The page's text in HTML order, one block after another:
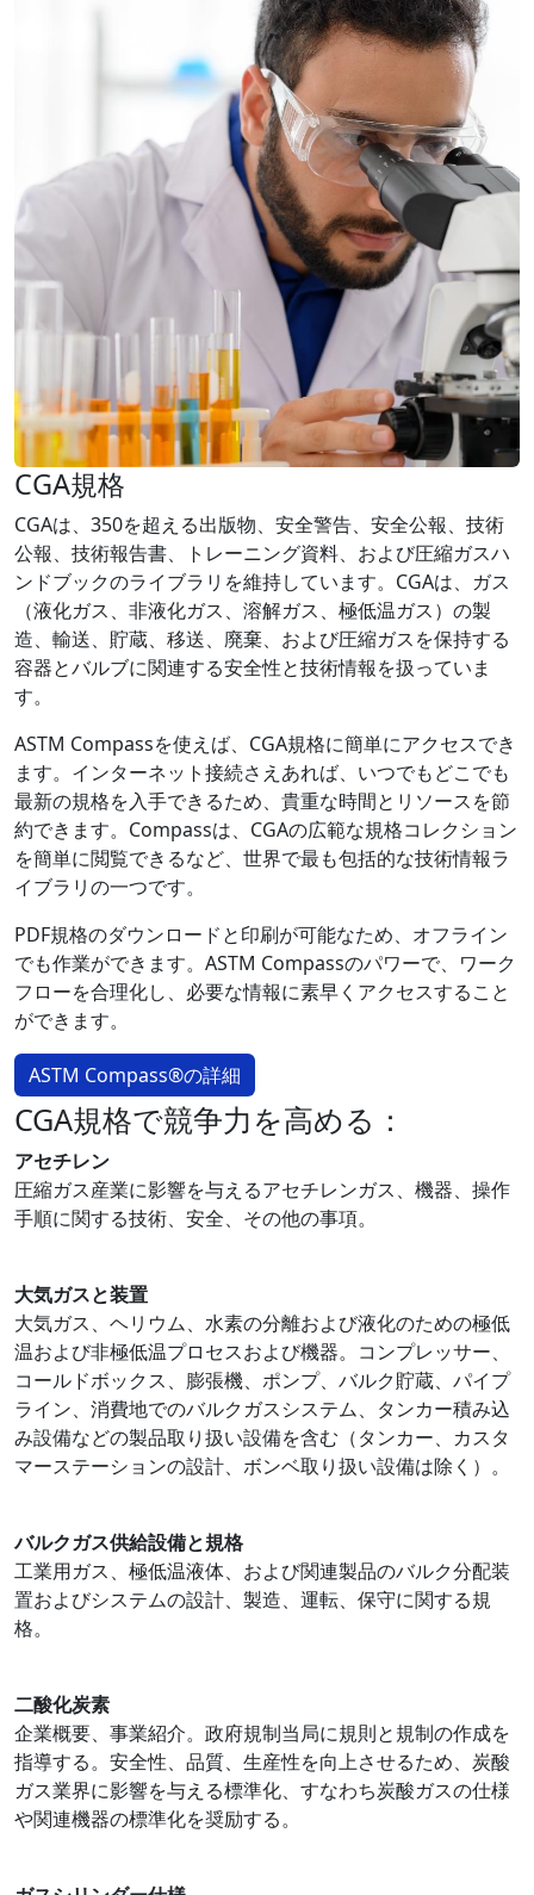
CGA規格
CGAは、350を超える出版物、安全警告、安全公報、技術
公報、技術報告書、トレーニング資料、および圧縮ガスハ
ンドブックのライブラリを維持しています。CGAは、ガス
（液化ガス、非液化ガス、溶解ガス、極低温ガス）の製
造、輸送、貯蔵、移送、廃棄、および圧縮ガスを保持する
容器とバルブに関連する安全性と技術情報を扱っていま
す。
ASTM Compassを使えば、CGA規格に簡単にアクセスでき
ます。インターネット接続さえあれば、いつでもどこでも
最新の規格を入手できるため、貴重な時間とリソースを節
約できます。Compassは、CGAの広範な規格コレクション
を簡単に閲覧できるなど、世界で最も包括的な技術情報ラ
イブラリの一つです。
PDF規格のダウンロードと印刷が可能なため、オフライン
でも作業ができます。ASTM Compassのパワーで、ワーク
フローを合理化し、必要な情報に素早くアクセスすること
ができます。
ASTM Compass®の詳細
CGA規格で競争力を高める：
アセチレン
圧縮ガス産業に影響を与えるアセチレンガス、機器、操作
手順に関する技術、安全、その他の事項。
大気ガスと装置
大気ガス、ヘリウム、水素の分離および液化のための極低
温および非極低温プロセスおよび機器。コンプレッサー、
コールドボックス、膨張機、ポンプ、バルク貯蔵、パイプ
ライン、消費地でのバルクガスシステム、タンカー積み込
み設備などの製品取り扱い設備を含む（タンカー、カスタ
マーステーションの設計、ボンベ取り扱い設備は除く）。
バルクガス供給設備と規格
工業用ガス、極低温液体、および関連製品のバルク分配装
置およびシステムの設計、製造、運転、保守に関する規
格。
二酸化炭素
企業概要、事業紹介。政府規制当局に規則と規制の作成を
指導する。安全性、品質、生産性を向上させるため、炭酸
ガス業界に影響を与える標準化、すなわち炭酸ガスの仕様
や関連機器の標準化を奨励する。